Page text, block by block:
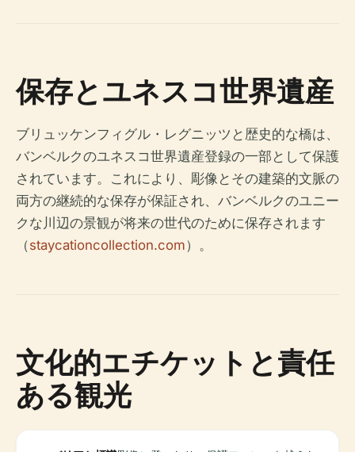
保存とユネスコ世界遺産
ブリュッケンフィグル・レグニッツと歴史的な橋は、
バンベルクのユネスコ世界遺産登録の一部として保護
されています。これにより、彫像とその建築的文脈の
両方の継続的な保存が保証され、バンベルクのユニー
クな川辺の景観が将来の世代のために保存されます
（staycationcollection.com）。
文化的エチケットと責任
ある観光